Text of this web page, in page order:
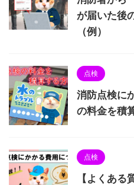
が届いた後
（例）
点検
消防点検に
の料金を積
点検
【よくある